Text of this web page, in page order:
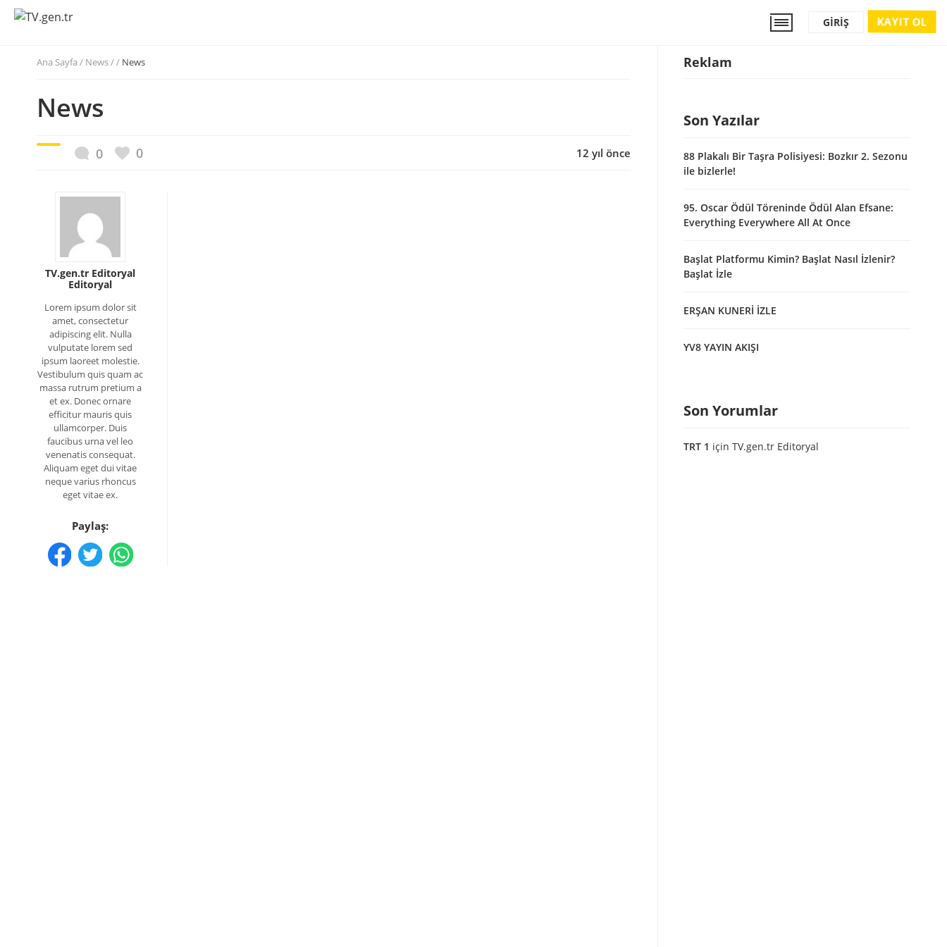
KAYIT OL
GIRIŞ
Ana Sayfa / News / / News
News
0 0 12 yıl önce
TV.gen.tr Editoryal
Editoryal
Lorem ipsum dolor sit
amet, consectetur
adipiscing elit. Nulla
vulputate lorem sed
ipsum laoreet molestie.
Vestibulum quis quam ac
massa rutrum pretium a
et ex. Donec ornare
efficitur mauris quis
ullamcorper. Duis
faucibus urna vel leo
venenatis consequat.
Aliquam eget dui vitae
neque varius rhoncus
eget vitae ex.
Paylaş:
Reklam
Son Yazılar
88 Plakalı Bir Taşra Polisiyesi: Bozkır 2. Sezonu
ile bizlerle!
95. Oscar Ödül Töreninde Ödül Alan Efsane:
Everything Everywhere All At Once
Başlat Platformu Kimin? Başlat Nasıl İzlenir?
Başlat İzle
ERŞAN KUNERİ İZLE
YV8 YAYIN AKIŞI
Son Yorumlar
TRT 1 için TV.gen.tr Editoryal